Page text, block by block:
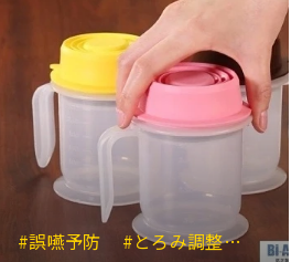
#誤嚥予防 #とろみ調整 #時短